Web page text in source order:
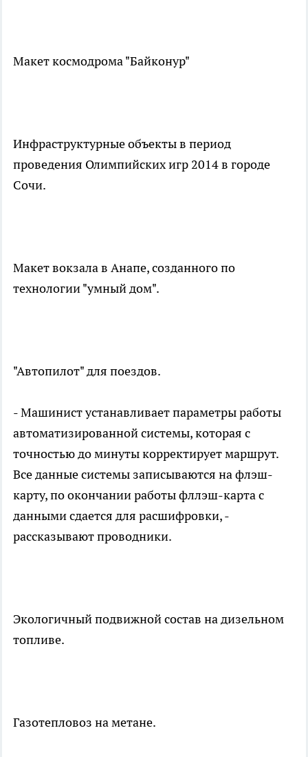
Макет космодрома "Байконур"
Инфраструктурные объекты в период
проведения Олимпийских игр 2014 в городе
Сочи.
Макет вокзала в Анапе, созданного по
технологии "умный дом".
"Автопилот" для поездов.
- Машинист устанавливает параметры работы
автоматизированной системы, которая с
точностью до минуты корректирует маршрут.
Все данные системы записываются на флэш-
карту, по окончании работы фллэш-карта с
данными сдается для расшифровки, -
рассказывают проводники.
Экологичный подвижной состав на дизельном
топливе.
Газотепловоз на метане.